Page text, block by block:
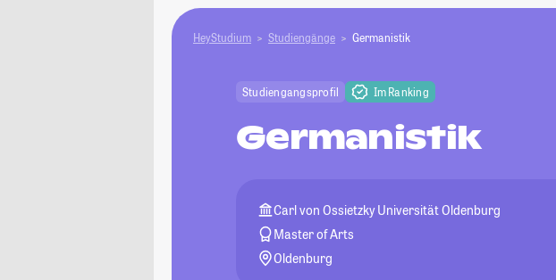
HeyStudium Studiengänge Germanistik
Studiengangsprofil Im Ranking
Germanistik
Carl von Ossietzky Universität Oldenburg
Master of Arts
Oldenburg